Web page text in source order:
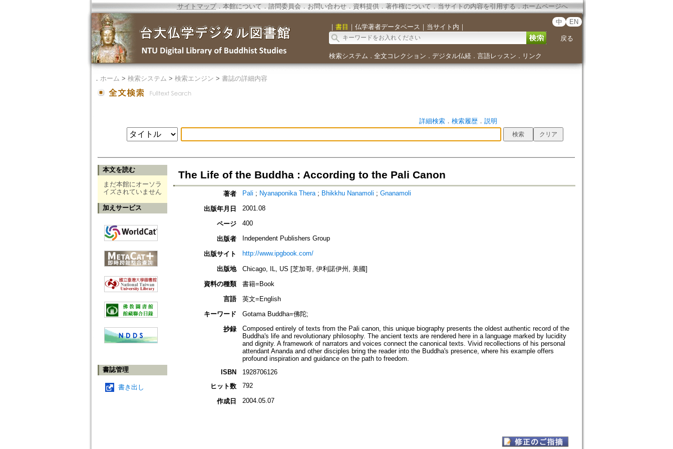
サイトマップ．本館について ． 諮問委員会． お問い合わせ． 資料提供． 著作権について．当サイトの内容を引用する ． ホームページへ
｜ 書目 ｜ 仏学著者データベース ｜ 当サイト内 ｜
中 EN
戻る
検索システム ． 全文コレクション ． デジタル仏経． 言語レッスン ． リンク
． ホーム > 検索システム > 検索エンジン > 書誌の詳細内容
詳細検索． 検索履歴． 説明
本文を読む
まだ本館にオーソラ
イズされていません
加えサービス
書誌管理
書き出し
The Life of the Buddha : According to the Pali Canon
著者 Pali ; Nyanaponika Thera ; Bhikkhu Nanamoli ; Gnanamoli
出版年月日 2001.08
ページ 400
出版者 Independent Publishers Group
出版サイト http://www.ipgbook.com/
出版地
Chicago, IL, US [芝加哥, 伊利諾伊州, 美國]
資料の種類
書籍=Book
言語
英文=English
キーワード
Gotama Buddha=佛陀;
抄録
Composed entirely of texts from the Pali canon, this unique biography presents the oldest authentic record of the
Buddha's life and revolutionary philosophy. The ancient texts are rendered here in a language marked by lucidity
and dignity. A framework of narrators and voices connect the canonical texts. Vivid recollections of his personal
attendant Ananda and other disciples bring the reader into the Buddha's presence, where his example offers
profound inspiration and guidance on the path to freedom.
ISBN
1928706126
ヒット数
792
作成日 2004.05.07